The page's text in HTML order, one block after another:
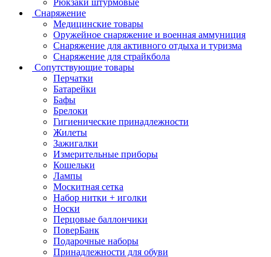
Рюкзаки штурмовые
Снаряжение
Медицинские товары
Оружейное снаряжение и военная аммуниция
Снаряжение для активного отдыха и туризма
Снаряжение для страйкбола
Сопутствующие товары
Перчатки
Батарейки
Бафы
Брелоки
Гигиенические принадлежности
Жилеты
Зажигалки
Измерительные приборы
Кошельки
Лампы
Москитная сетка
Набор нитки + иголки
Носки
Перцовые баллончики
ПоверБанк
Подарочные наборы
Принадлежности для обуви